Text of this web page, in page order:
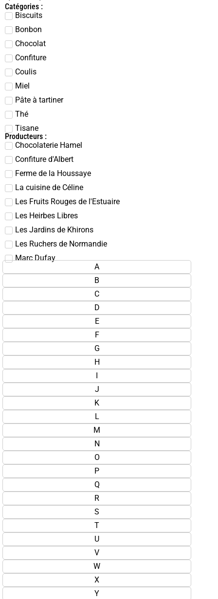
Catégories :
Biscuits
Bonbon
Chocolat
Confiture
Coulis
Miel
Pâte à tartiner
Thé
Tisane
Producteurs :
Chocolaterie Hamel
Confiture d'Albert
Ferme de la Houssaye
La cuisine de Céline
Les Fruits Rouges de l'Estuaire
Les Heirbes Libres
Les Jardins de Khirons
Les Ruchers de Normandie
Marc Dufay
A
B
C
D
E
F
G
H
J
K
L
M
N
O
P
Q
R
S
T
U
V
W
X
Y